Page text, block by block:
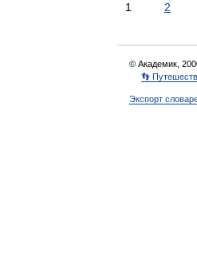
1 2
© Академик,
👣
Экспорт